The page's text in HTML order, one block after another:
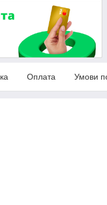
Оплата Умови